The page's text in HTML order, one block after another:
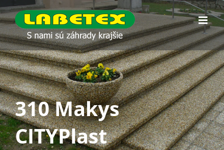
Skip
to
content
310 Makys
CITYPlast